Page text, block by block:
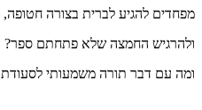
מפחדים להגיע לברית בצורה חטופה,
ולהרגיש החמצה שלא פתחתם ספר?
ומה עם דבר תורה משמעותי